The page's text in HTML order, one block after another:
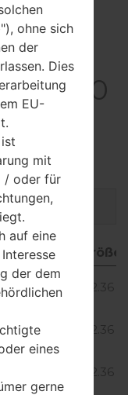
Firmwaren
OS
Größe
OS
Android
9 Pie
2.36
9 Pie
2.36
9 Pie
2.36
ohne sich
der
Dies
EU-
mit
/ oder für
auf eine
der dem
eines
gerne